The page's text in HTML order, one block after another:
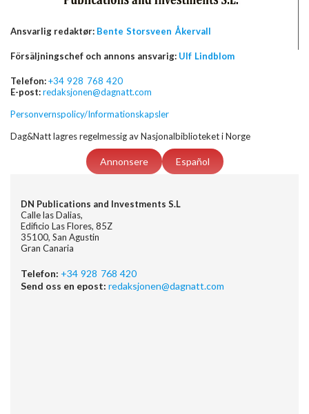
Ansvarlig redaktør: Bente Storsveen Åkervall
Försäljningschef och annons ansvarig: Ulf Lindblom
Telefon:+34 928 768 420
E-post:redaksjonen@dagnatt.com
Personvernspolicy/Informationskapsler
Dag&Natt lagres regelmessig av Nasjonalbiblioteket i Norge
Annonsere Español
DN Publications and Investments S.L
Calle las Dalias,
Edificio Las Flores, 85Z
35100, San Agustin
Gran Canaria
Telefon: +34 928 768 420
Send oss en epost: redaksjonen@dagnatt.com